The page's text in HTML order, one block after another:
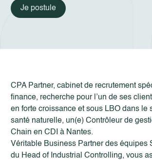
Je postule
CPA Partner, cabinet de recrutement
finance, recherche pour l’un de ses
en forte croissance et sous LBO dans le
santé naturelle, un(e) Contrôleur de
Chain en CDI à Nantes.
Véritable Business Partner des équipes
du Head of Industrial Controlling, vous